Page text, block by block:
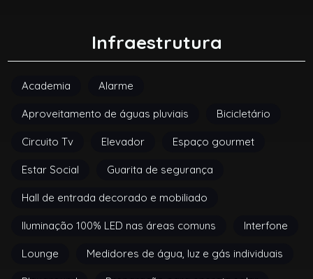
Infraestrutura
Academia Alarme
Aproveitamento de águas pluviais Bicicletário
Circuito Tv Elevador Espaço gourmet
Estar Social Guarita de segurança
Hall de entrada decorado e mobiliado
Iluminação 100% LED nas áreas comuns Interfone
Lounge Medidores de água, luz e gás individuais